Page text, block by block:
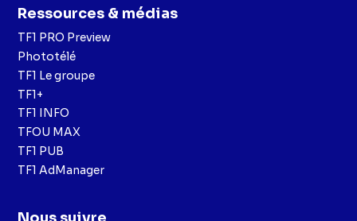
Ressources & médias
TF1 PRO Preview
Phototélé
TF1 Le groupe
TF1+
TF1 INFO
TFOU MAX
TF1 PUB
TF1 AdManager